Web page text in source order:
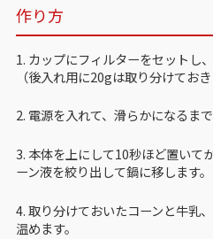
作り方
1. カップにフィルターをセットし
（後入れ用に20gは取り分けておき
2. 電源を入れて、滑らかになるま
3. 本体を上にして10秒ほど置いて
ーン液を絞り出して鍋に移します。
4. 取り分けておいたコーンと牛乳
温めます。